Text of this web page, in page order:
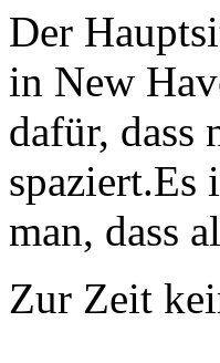
MOD hat
ersten
⟩⟩
wurden
spielbare
Der
in New
dafür, dass
spaziert.Es
man, dass
Zur Zeit